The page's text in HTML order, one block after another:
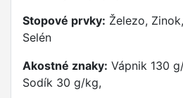
Stopové prvky: Železo,
Selén
Akostné znaky: Vápnik 130
Sodík 30 g/kg,